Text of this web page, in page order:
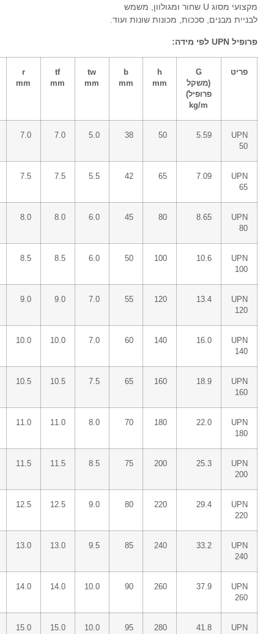
מקצועי מסוג U שחור ומגולוון, משמש
לבניית מבנים, סככות, מכונות שונות ועוד.
פרופיל UPN לפי מידה:
פריט
G
(משקל
פרופיל)
kg/m
h
mm
b
mm
tw
mm
tf
mm
r
mm
UPN
50
5.59
50
38
5.0
7.0
7.0
UPN
65
7.09
65
42
5.5
7.5
7.5
UPN
80
8.65
80
45
6.0
8.0
8.0
UPN
100
10.6
100
50
6.0
8.5
8.5
UPN
120
13.4
120
55
7.0
9.0
9.0
UPN
140
16.0
140
60
7.0
10.0
10.0
UPN
160
18.9
160
65
7.5
10.5
10.5
UPN
180
22.0
180
70
8.0
11.0
11.0
UPN
200
25.3
200
75
8.5
11.5
11.5
UPN
220
29.4
220
80
9.0
12.5
12.5
UPN
240
33.2
240
85
9.5
13.0
13.0
UPN
260
37.9
260
90
10.0
14.0
14.0
UPN
41.8
280
95
10.0
15.0
15.0